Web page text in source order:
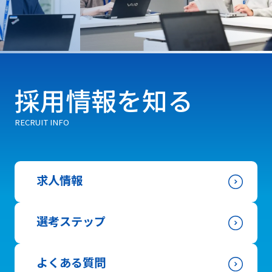
採用情報を知る
RECRUIT INFO
求人情報
選考ステップ
よくある質問